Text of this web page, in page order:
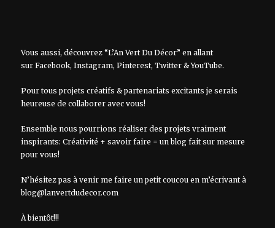
Vous aussi, découvrez “L’An Vert Du Décor” en allant
sur Facebook, Instagram, Pinterest, Twitter&YouTube.
Pour tous projets créatifs & partenariats excitants je serais
heureuse de collaborer avec vous!
Ensemble nous pourrions réaliser des projets vraiment
inspirants: Créativité + savoir faire = un blog fait sur mesure
pour vous!
N’hésitez pas à venir me faire un petit coucou en m’écrivant à
blog@lanvertdudecor.com
À bientôt!!!